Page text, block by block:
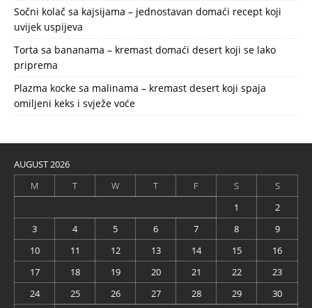
Sočni kolač sa kajsijama – jednostavan domaći recept koji
uvijek uspijeva
Torta sa bananama – kremast domaći desert koji se lako
priprema
Plazma kocke sa malinama – kremast desert koji spaja
omiljeni keks i svježe voće
AUGUST 2026
M
T W T F S
S
1
2
3
4 5 6 7 8
9
10
11 12 13 14 15
16
17
18 19 20 21 22
23
24
25 26 27 28 29
30